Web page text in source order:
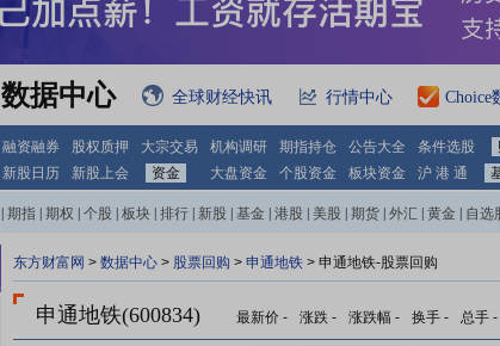
数据中心 全球财经快讯 行情中心 Choice
融资融券 股权质押 大宗交易 机构调研 期指持仓 公告大全 条件选股
新股日历 新股上会 资金 大盘资金 个股资金 板块资金 沪 港 通
期指 期权 个股 板块 排行 新股 基金 港股 美股 期货 外汇 黄金 自选
东方财富网 > 数据中心 > 股票回购 > 申通地铁 > 申通地铁-股票回购
申通地铁(600834) 最新价 - 涨跌 - 涨跌幅 - 换手 - 总手 -